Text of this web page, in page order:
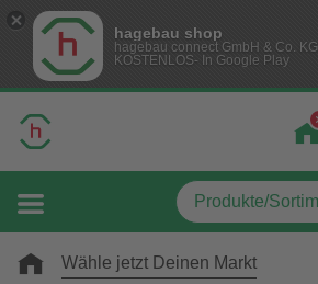
hagebau shop
hagebau connect GmbH & Co. KG
KOSTENLOS- In Google Play
Wähle jetzt Deinen Markt